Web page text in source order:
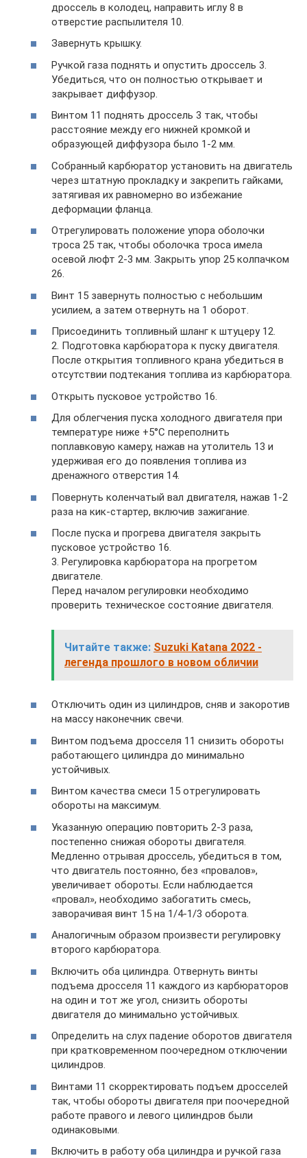
дроссель в колодец, направить иглу 8 в
отверстие распылителя 10.
Завернуть крышку.
Ручкой газа поднять и опустить дроссель 3.
Убедиться, что он полностью открывает и
закрывает диффузор.
Винтом 11 поднять дроссель 3 так, чтобы
расстояние между его нижней кромкой и
образующей диффузора было 1-2 мм.
Собранный карбюратор установить на двигатель
через штатную прокладку и закрепить гайками,
затягивая их равномерно во избежание
деформации фланца.
Отрегулировать положение упора оболочки
троса 25 так, чтобы оболочка троса имела
осевой люфт 2-3 мм. Закрыть упор 25 колпачком
26.
Винт 15 завернуть полностью с небольшим
усилием, а затем отвернуть на 1 оборот.
Присоединить топливный шланг к штуцеру 12.
2. Подготовка карбюратора к пуску двигателя.
После открытия топливного крана убедиться в
отсутствии подтекания топлива из карбюратора.
Открыть пусковое устройство 16.
Для облегчения пуска холодного двигателя при
температуре ниже +5°С переполнить
поплавковую камеру, нажав на утолитель 13 и
удерживая его до появления топлива из
дренажного отверстия 14.
Повернуть коленчатый вал двигателя, нажав 1-2
раза на кик-стартер, включив зажигание.
После пуска и прогрева двигателя закрыть
пусковое устройство 16.
3. Регулировка карбюратора на прогретом
двигателе.
Перед началом регулировки необходимо
проверить техническое состояние двигателя.
Читайте также: Suzuki Katana 2022 -
легенда прошлого в новом обличии
Отключить один из цилиндров, сняв и закоротив
на массу наконечник свечи.
Винтом подъема дросселя 11 снизить обороты
работающего цилиндра до минимально
устойчивых.
Винтом качества смеси 15 отрегулировать
обороты на максимум.
Указанную операцию повторить 2-3 раза,
постепенно снижая обороты двигателя.
Медленно отрывая дроссель, убедиться в том,
что двигатель постоянно, без «провалов»,
увеличивает обороты. Если наблюдается
«провал», необходимо забогатить смесь,
заворачивая винт 15 на 1/4-1/3 оборота.
Аналогичным образом произвести регулировку
второго карбюратора.
Включить оба цилиндра. Отвернуть винты
подъема дросселя 11 каждого из карбюраторов
на один и тот же угол, снизить обороты
двигателя до минимально устойчивых.
Определить на слух падение оборотов двигателя
при кратковременном поочередном отключении
цилиндров.
Винтами 11 скорректировать подъем дросселей
так, чтобы обороты двигателя при поочередной
работе правого и левого цилиндров были
одинаковыми.
Включить в работу оба цилиндра и ручкой газа